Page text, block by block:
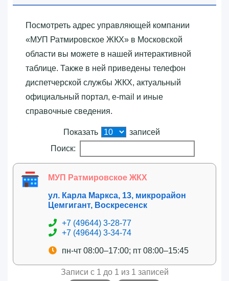
Посмотреть адрес управляющей компании
«‎МУП Ратмировское ЖКХ»‎ в Московской
области вы можете в нашей интерактивной
таблице. Также в ней приведены телефон
диспетчерской службы ЖКХ, актуальный
официальный портал, e-mail и иные
справочные сведения.
Показать
записей
Поиск:
МУП Ратмировское ЖКХ
ул. Карла Маркса, 13, микрорайон
Цемгигант, Воскресенск
+7 (49644) 3-28-77
+7 (49644) 3-34-74
пн-чт 08:00–17:00; пт 08:00–15:45
Записи с 1 до 1 из 1 записей